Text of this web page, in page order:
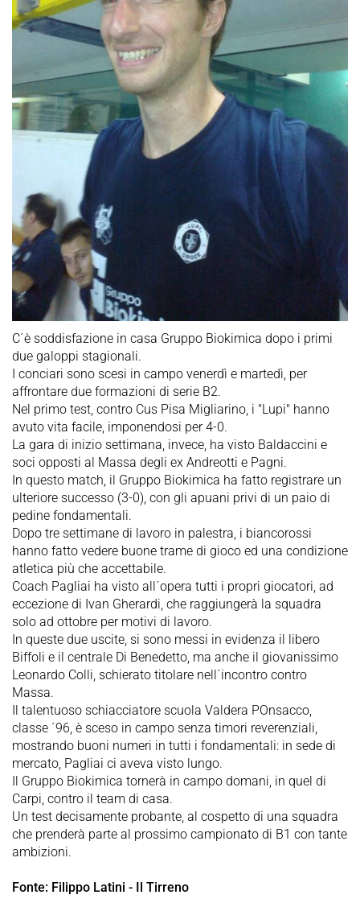
C´è soddisfazione in casa Gruppo Biokimica dopo i primi
due galoppi stagionali.
I conciari sono scesi in campo venerdì e martedì, per
affrontare due formazioni di serie B2.
Nel primo test, contro Cus Pisa Migliarino, i "Lupi" hanno
avuto vita facile, imponendosi per 4-0.
La gara di inizio settimana, invece, ha visto Baldaccini e
soci opposti al Massa degli ex Andreotti e Pagni.
In questo match, il Gruppo Biokimica ha fatto registrare un
ulteriore successo (3-0), con gli apuani privi di un paio di
pedine fondamentali.
Dopo tre settimane di lavoro in palestra, i biancorossi
hanno fatto vedere buone trame di gioco ed una condizione
atletica più che accettabile.
Coach Pagliai ha visto all´opera tutti i propri giocatori, ad
eccezione di Ivan Gherardi, che raggiungerà la squadra
solo ad ottobre per motivi di lavoro.
In queste due uscite, si sono messi in evidenza il libero
Biffoli e il centrale Di Benedetto, ma anche il giovanissimo
Leonardo Colli, schierato titolare nell´incontro contro
Massa.
Il talentuoso schiacciatore scuola Valdera POnsacco,
classe ´96, è sceso in campo senza timori reverenziali,
mostrando buoni numeri in tutti i fondamentali: in sede di
mercato, Pagliai ci aveva visto lungo.
Il Gruppo Biokimica tornerà in campo domani, in quel di
Carpi, contro il team di casa.
Un test decisamente probante, al cospetto di una squadra
che prenderà parte al prossimo campionato di B1 con tante
ambizioni.
Fonte: Filippo Latini - Il Tirreno